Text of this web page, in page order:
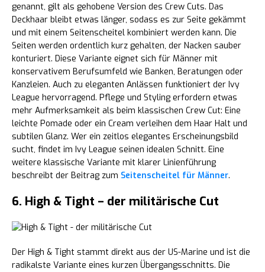
genannt, gilt als gehobene Version des Crew Cuts. Das
Deckhaar bleibt etwas länger, sodass es zur Seite gekämmt
und mit einem Seitenscheitel kombiniert werden kann. Die
Seiten werden ordentlich kurz gehalten, der Nacken sauber
konturiert. Diese Variante eignet sich für Männer mit
konservativem Berufsumfeld wie Banken, Beratungen oder
Kanzleien. Auch zu eleganten Anlässen funktioniert der Ivy
League hervorragend. Pflege und Styling erfordern etwas
mehr Aufmerksamkeit als beim klassischen Crew Cut: Eine
leichte Pomade oder ein Cream verleihen dem Haar Halt und
subtilen Glanz. Wer ein zeitlos elegantes Erscheinungsbild
sucht, findet im Ivy League seinen idealen Schnitt. Eine
weitere klassische Variante mit klarer Linienführung
beschreibt der Beitrag zum Seitenscheitel für Männer.
6. High & Tight – der militärische Cut
Der High & Tight stammt direkt aus der US-Marine und ist die
radikalste Variante eines kurzen Übergangsschnitts. Die